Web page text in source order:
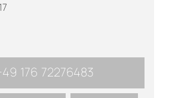
176 72276483